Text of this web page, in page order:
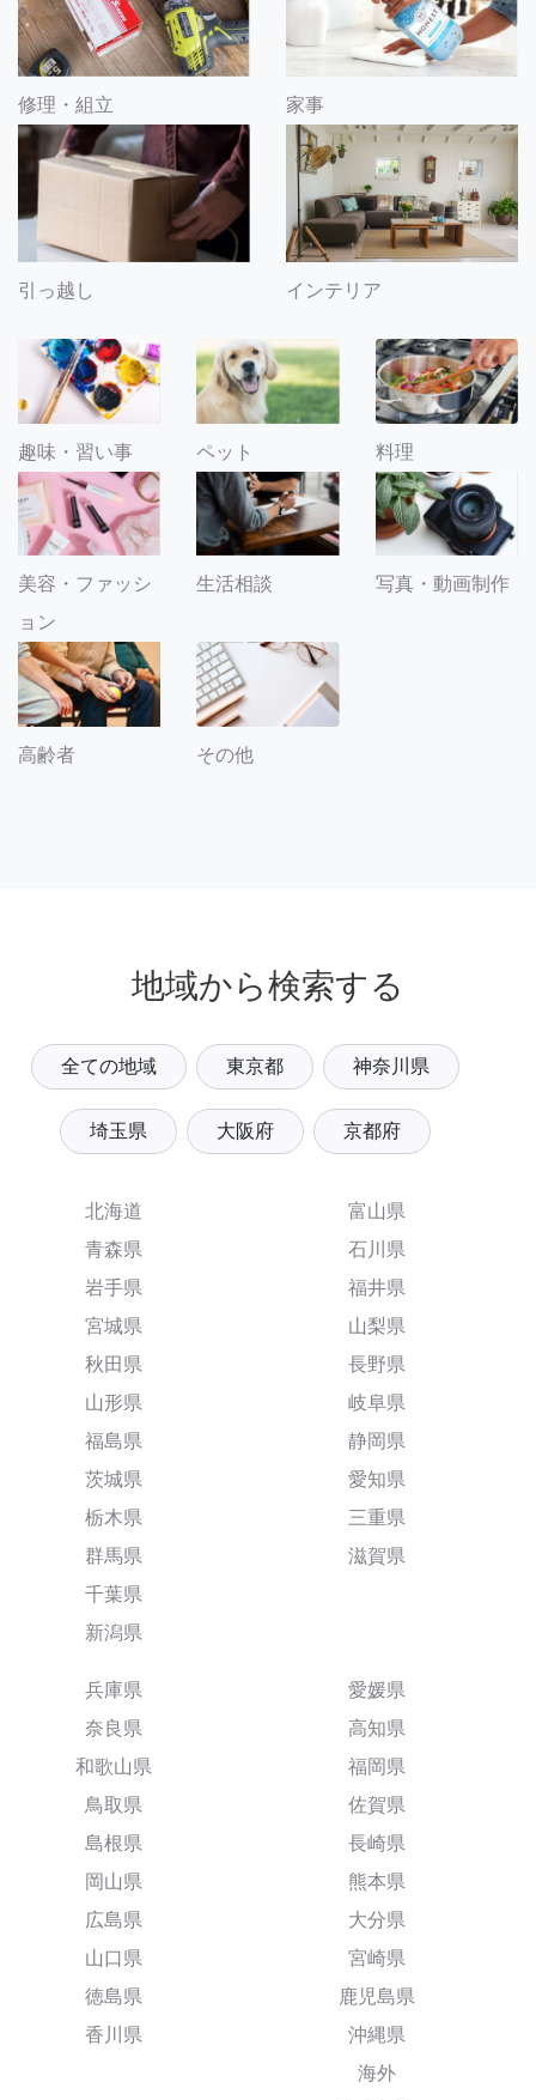
修理・組立 家事
引っ越し インテリア
趣味・習い事 ペット 料理
美容・ファッシ
ョン
生活相談 写真・動画制作
高齢者 その他
地域から検索する
全ての地域 東京都 神奈川県
埼玉県 大阪府 京都府
北海道
青森県
岩手県
宮城県
秋田県
山形県
福島県
茨城県
栃木県
群馬県
千葉県
新潟県
富山県
石川県
福井県
山梨県
長野県
岐阜県
静岡県
愛知県
三重県
滋賀県
兵庫県
奈良県
和歌山県
鳥取県
島根県
岡山県
広島県
山口県
徳島県
香川県
愛媛県
高知県
福岡県
佐賀県
長崎県
熊本県
大分県
宮崎県
鹿児島県
沖縄県
海外